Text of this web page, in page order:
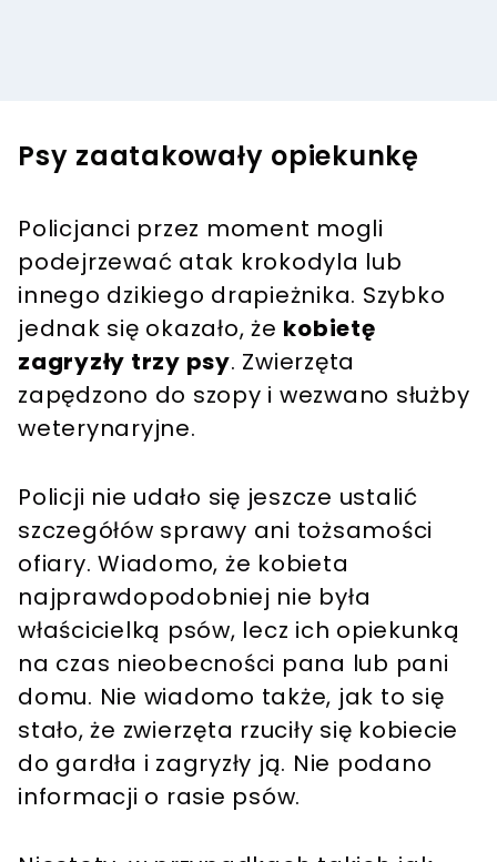
Psy zaatakowały opiekunkę
Policjanci przez moment mogli
podejrzewać atak krokodyla lub
innego dzikiego drapieżnika. Szybko
jednak się okazało, że kobietę
zagryzły trzy psy. Zwierzęta
zapędzono do szopy i wezwano służby
weterynaryjne.
Policji nie udało się jeszcze ustalić
szczegółów sprawy ani tożsamości
ofiary. Wiadomo, że kobieta
najprawdopodobniej nie była
właścicielką psów, lecz ich opiekunką
na czas nieobecności pana lub pani
domu. Nie wiadomo także, jak to się
stało, że zwierzęta rzuciły się kobiecie
do gardła i zagryzły ją. Nie podano
informacji o rasie psów.